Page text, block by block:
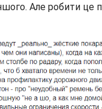
Але робити це